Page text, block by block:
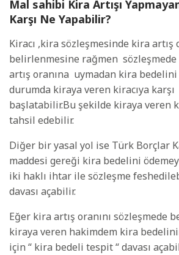
Mal sahibi Kira Artışı
Karşı Ne Yapabilir?
Kiracı ,kira sözleşmesinde kira artış
belirlenmesine rağmen
artış oranına uymadan kira
durumda kiraya veren kiracıya karşı
başlatabilir.Bu şekilde kiraya veren
tahsil edebilir.
Diğer bir yasal yol ise Türk Borçlar
maddesi gereği kira bedelini
iki haklı ihtar ile sözleşme
davası açabilir.
Eğer kira artış oranını sözleşmede
kiraya veren hakimdem kira
için “ kira bedeli tespit “ davası